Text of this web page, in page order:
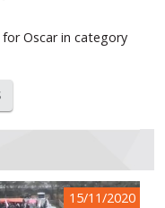
Oscar in category
15/11/2020